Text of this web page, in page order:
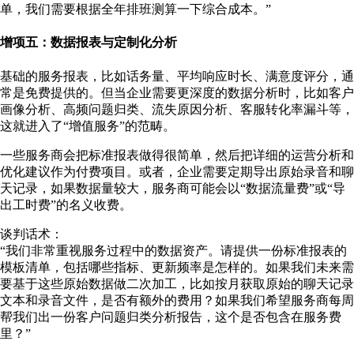
单，我们需要根据全年排班测算一下综合成本。”
增项五：数据报表与定制化分析
基础的服务报表，比如话务量、平均响应时长、满意度评分，通
常是免费提供的。但当企业需要更深度的数据分析时，比如客户
画像分析、高频问题归类、流失原因分析、客服转化率漏斗等，
这就进入了“增值服务”的范畴。
一些服务商会把标准报表做得很简单，然后把详细的运营分析和
优化建议作为付费项目。或者，企业需要定期导出原始录音和聊
天记录，如果数据量较大，服务商可能会以“数据流量费”或“导
出工时费”的名义收费。
谈判话术：
“我们非常重视服务过程中的数据资产。请提供一份标准报表的
模板清单，包括哪些指标、更新频率是怎样的。如果我们未来需
要基于这些原始数据做二次加工，比如按月获取原始的聊天记录
文本和录音文件，是否有额外的费用？如果我们希望服务商每周
帮我们出一份客户问题归类分析报告，这个是否包含在服务费
里？”